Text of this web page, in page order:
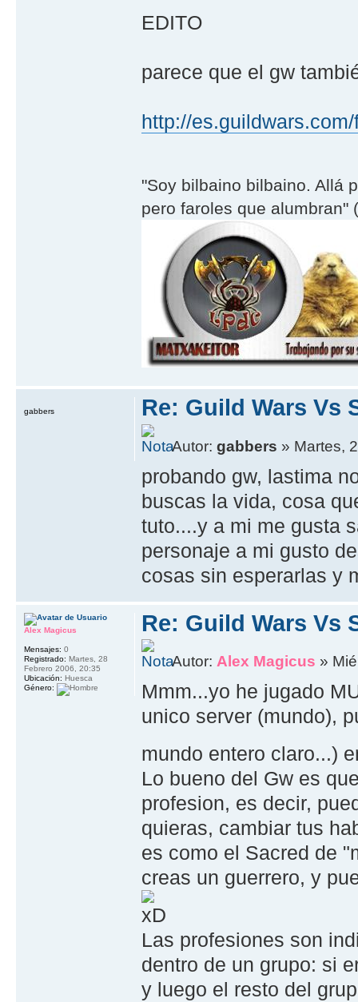
EDITO
parece que el gw
http://
"Soy bilbaino bilbaino. Allá
pero faroles que alumbran"
Re: Guild Wars Vs
Autor:gabbers » Martes,
probando gw, lastima
buscas la vida, cosa
tuto....y a mi me gusta
personaje a mi gusto
cosas sin esperarlas y
gabbers
Re: Guild Wars Vs
Autor: Alex Magicus »
Mmm...yo he jugado
unico server (mundo),
mundo entero claro...)
Lo bueno del Gw es
profesion, es decir,
quieras, cambiar tus
es como el Sacred de
creas un guerrero, y
Las profesiones son
dentro de un grupo: si
y luego el resto del
Alex Magicus
Mensajes: 0
Registrado: Martes, 28
Febrero 2006, 20:35
Ubicación: Huesca
Género: